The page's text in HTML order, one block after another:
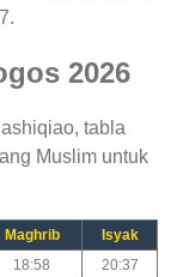
2026
tabla
Muslim untuk
Maghrib
Isyak
18:58
20:37